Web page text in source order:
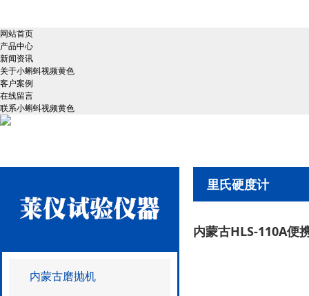
网站首页
产品中心
新闻资讯
关于小蝌蚪视频黄色
客户案例
在线留言
联系小蝌蚪视频黄色
内蒙古磨抛机
里氏硬度计
内蒙古HLS-110A便